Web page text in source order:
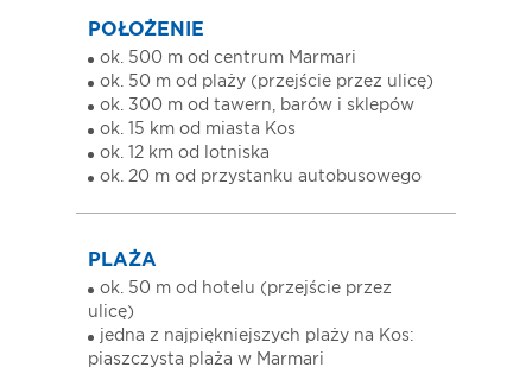
POŁOŻENIE
ok. 500 m od centrum Marmari
ok. 50 m od plaży (przejście przez ulicę)
ok. 300 m od tawern, barów i sklepów
ok. 15 km od miasta Kos
ok. 12 km od lotniska
ok. 20 m od przystanku autobusowego
PLAŻA
ok. 50 m od hotelu (przejście przez
ulicę)
jedna z najpiękniejszych plaży na Kos:
piaszczysta plaża w Marmari